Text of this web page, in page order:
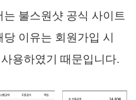
불스원샷 공식 사이트
이유는 회원가입 시
용하였기 때문입니다.